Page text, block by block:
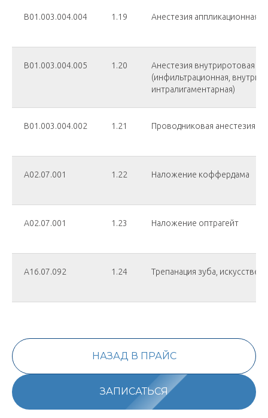
В01.003.004.004 1.19 Анестезия аппликационная
В01.003.004.005 1.20
Анестезия внутриротовая
(инфильтрационная,
интралигаментарная)
В01.003.004.002 1.21 Проводниковая анестезия
А02.07.001 1.22 Наложение коффердама
А02.07.001 1.23 Наложение оптрагейт
А16.07.092 1.24 Трепанация зуба,
НАЗАД В ПРАЙС
ЗАПИСАТЬСЯ